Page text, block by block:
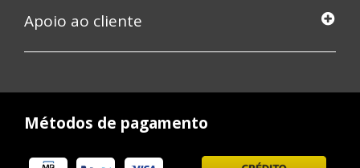
Apoio ao cliente
Métodos de pagamento